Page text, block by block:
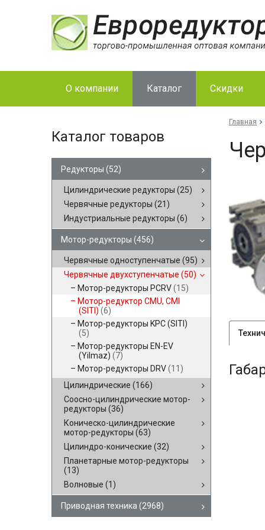
О компании Каталог Скидки
Каталог товаров
Редукторы (52)
Цилиндрические редукторы (25)
Червячные редукторы (21)
Индустриальные редукторы (6)
Мотор-редукторы (456)
Червячные одноступенчатые (95)
Червячные двухступенчатые (50)
Мотор-редукторы PCRV(15)
Мотор-редуктор CMU, CMI
(SITI) (6)
Мотор-редукторы KPC (SITI)
(5)
Мотор-редукторы EN-EV
(Yilmaz) (7)
Мотор-редукторы DRV(11)
Цилиндрические (166)
Соосно-цилиндрические мотор-
редукторы (36)
Коническо-цилиндрические
мотор-редукторы (63)
Цилиндро-конические (32)
Планетарные мотор-редукторы
(13)
Волновые (1)
Приводная техника (2968)
Главная